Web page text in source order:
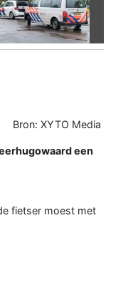
Bron: XYTO Media
een
fietser moest met